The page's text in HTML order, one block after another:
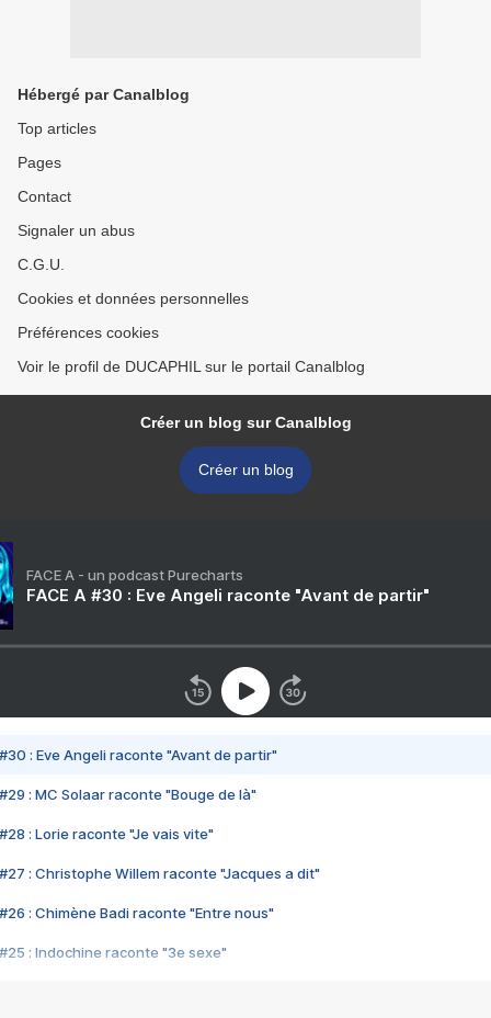
Hébergé par Canalblog
Top articles
Pages
Contact
Signaler un abus
C.G.U.
Cookies et données personnelles
Préférences cookies
Voir le profil de DUCAPHIL sur le portail Canalblog
Créer un blog sur Canalblog
Créer un blog
FACE A - un podcast Purecharts
FACE A #30 : Eve Angeli raconte "Avant de partir"
#30 : Eve Angeli raconte "Avant de partir"
#29 : MC Solaar raconte "Bouge de là"
#28 : Lorie raconte "Je vais vite"
#27 : Christophe Willem raconte "Jacques a dit"
#26 : Chimène Badi raconte "Entre nous"
#25 : Indochine raconte "3e sexe"